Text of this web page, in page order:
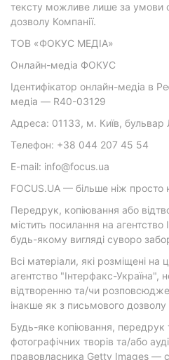
тексту можливе лише за умови
дозволу Компанії.
ТОВ «ФОКУС МЕДІА»
Онлайн-медіа ФОКУС
Ідентифікатор онлайн-медіа в
медіа — R40-03129
Адреса: 01133, м. Київ, бульвар
Телефон: +38 044 207 45 54
E-mail: info@focus.ua
FOCUS.UA — більше ніж просто
Передрук, копіювання або
містить посилання на агентство
будь-якому вигляді суворо
Всі матеріали, які розміщені
агентство "Інтерфакс-Україна",
відтворенню та/чи
інакше як з письмового дозволу
Будь-яке копіювання, передрук
фотографічних творів та/або
правовласника Getty Images —